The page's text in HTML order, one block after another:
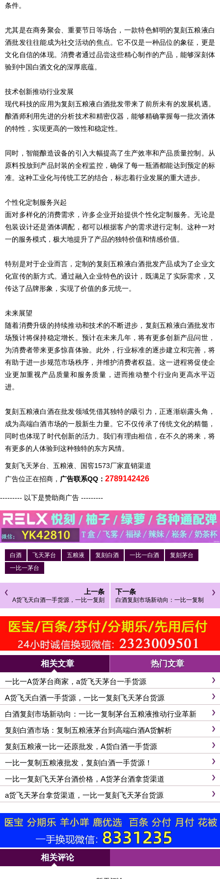
条件。
尤其是在商务聚会、重要节日等场合，一款特色鲜明的复刻五粮液白
酒批发往往能成为社交活动的焦点。它不仅是一种品位的象征，更是
文化自信的体现。消费者通过品尝这些精心制作的产品，能够深刻体
验到中国白酒文化的深厚底蕴。
技术创新推动行业发展
现代科技的应用为复刻五粮液白酒批发带来了前所未有的发展机遇。
酿酒师利用先进的分析技术和精密仪器，能够精确掌握每一批次酒体
的特性，实现更高的一致性和稳定性。
同时，智能酿造设备的引入大幅提高了生产效率和产品质量控制。从
原料投放到产品封装的全程监控，确保了每一瓶酒都能达到预定的标
准。这种工业化与传统工艺的结合，标志着行业发展的重大进步。
个性化定制服务兴起
面对多样化的消费需求，许多企业开始提供个性化定制服务。无论是
包装设计还是酒体调配，都可以根据客户的需求进行定制。这种一对
一的服务模式，极大地提升了产品的独特价值和情感价值。
特别是对于企业而言，定制的复刻五粮液白酒批发产品成为了企业文
化宣传的新方式。通过融入企业特色的设计，既满足了实际需求，又
传达了品牌形象，实现了价值的多元统一。
未来展望
随着消费升级的持续推动和技术的不断进步，复刻五粮液白酒批发市
场预计将保持稳定增长。预计在未来几年，将有更多创新产品问世，
为消费者带来更多惊喜体验。此外，行业标准的逐步建立和完善，将
有助于进一步规范市场秩序，并维护消费者权益。这一进程将促使企
业更加重视产品质量和服务质量，进而推动整个行业向更高水平迈
进。
复刻五粮液白酒在批发领域凭借其独特的吸引力，正逐渐崭露头角，
成为高端白酒市场的一股新生力量。它不仅传承了传统文化的精髓，
同时也体现了时代创新的活力。我们有理由相信，在不久的将来，将
有更多的人体验到这种独特的东方风情。
复刻飞天茅台、五粮液、国窖1573厂家直销渠道
广告位正在招商， 广告联系QQ： 2789142426
--------- 以下是赞助商广告 ---------
白酒 飞天茅台 五粮液 复刻白酒 一比一白酒
复刻茅台
一比一茅台
上一条
A货飞天白酒一手货源，一比一复刻
下一条
白酒复刻市场新动向：一比一复制
相关文章 热门文章
一比一A货茅台商家，a货飞天茅台一手货源
A货飞天白酒一手货源，一比一复刻飞天茅台货源
白酒复刻市场新动向：一比一复制茅台五粮液推动行业革新
复刻白酒市场：复制五粮液茅台到高端白酒A货解析
复刻五粮液一比一还原批发，A货白酒一手货源
一比一复制五粮液批发，复刻白酒一手货源！
一比一复刻飞天茅台酒价格，A货茅台酒拿货渠道
a货飞天茅台拿货渠道，一比一复刻飞天茅台货源
相关评论